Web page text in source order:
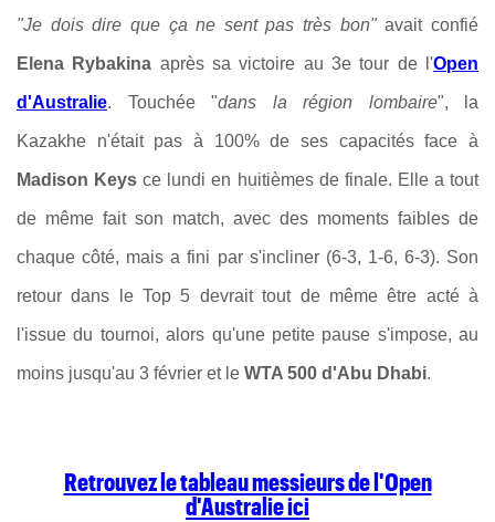
"Je dois dire que ça ne sent pas très bon"avait confié
Elena Rybakina après sa victoire au 3e tour de l'Open
d'Australie. Touchée "dans la région lombaire", la
Kazakhe n'était pas à 100% de ses capacités face à
Madison Keys ce lundi en huitièmes de finale. Elle a tout
de même fait son match, avec des moments faibles de
chaque côté, mais a fini par s'incliner (6-3, 1-6, 6-3). Son
retour dans le Top 5 devrait tout de même être acté à
l'issue du tournoi, alors qu'une petite pause s'impose, au
moins jusqu'au 3 février et le WTA 500 d'Abu Dhabi.
Retrouvez le tableau messieurs de l'Open
d'Australie ici